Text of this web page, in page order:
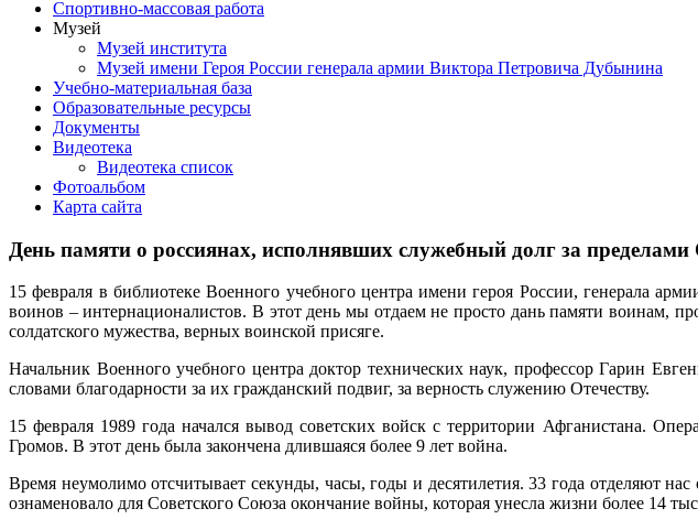
Спортивно-массовая работа
Музей
Музей института
Музей имени Героя России генерала армии Виктора Петровича Дубынина
Учебно-материальная база
Образовательные ресурсы
Документы
Видеотека
Видеотека список
Фотоальбом
Карта сайта
День памяти о россиянах, исполнявших служебный долг за пределами
15 февраля в библиотеке Военного учебного центра имени героя России, генерала
воинов – интернационалистов. В этот день мы отдаем не просто дань памяти
солдатского мужества, верных воинской присяге.
Начальник Военного учебного центра доктор технических наук, профессор Гарин
словами благодарности за их гражданский подвиг, за верность служению Отечеству.
15 февраля 1989 года начался вывод советских войск с территории Афганистана.
Громов. В этот день была закончена длившаяся более 9 лет война.
Время неумолимо отсчитывает секунды, часы, годы и десятилетия. 33 года отделяют
ознаменовало для Советского Союза окончание войны, которая унесла жизни более 14